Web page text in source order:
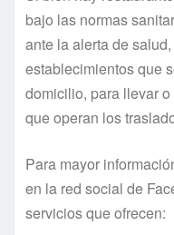
bajo las normas
ante la alerta de
establecimientos que
domicilio, para llevar
que operan los
Para mayor
en la red social de
servicios que ofrecen: